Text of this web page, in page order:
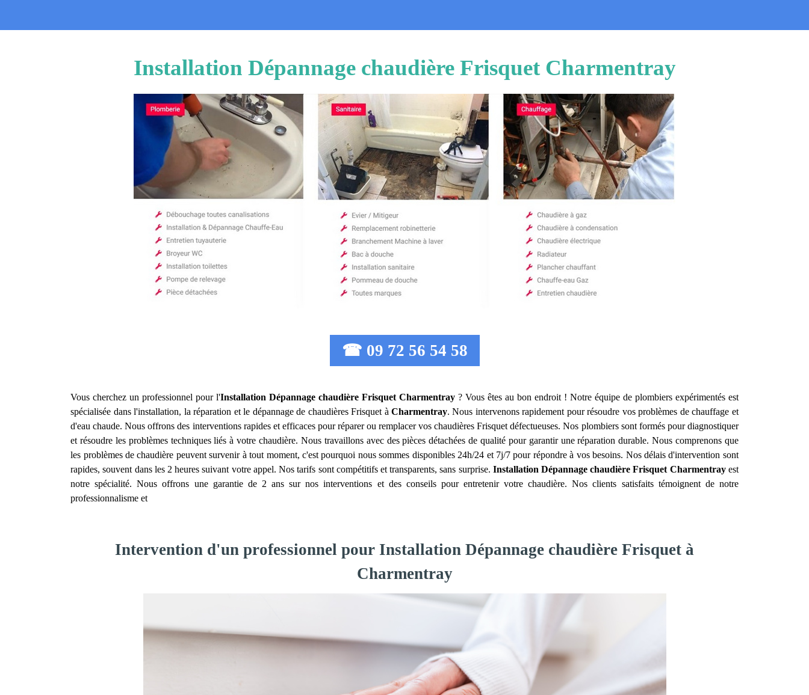
Installation Dépannage chaudière Frisquet Charmentray
☎ 09 72 56 54 58
Vous cherchez un professionnel pour l'Installation Dépannage chaudière Frisquet Charmentray ? Vous êtes au bon endroit ! Notre équipe de plombiers expérimentés est
spécialisée dans l'installation, la réparation et le dépannage de chaudières Frisquet à Charmentray. Nous intervenons rapidement pour résoudre vos problèmes de chauffage et
d'eau chaude. Nous offrons des interventions rapides et efficaces pour réparer ou remplacer vos chaudières Frisquet défectueuses. Nos plombiers sont formés pour diagnostiquer
et résoudre les problèmes techniques liés à votre chaudière. Nous travaillons avec des pièces détachées de qualité pour garantir une réparation durable. Nous comprenons que
les problèmes de chaudière peuvent survenir à tout moment, c'est pourquoi nous sommes disponibles 24h/24 et 7j/7 pour répondre à vos besoins. Nos délais d'intervention sont
rapides, souvent dans les 2 heures suivant votre appel. Nos tarifs sont compétitifs et transparents, sans surprise. Installation Dépannage chaudière Frisquet Charmentrayest
notre spécialité. Nous offrons une garantie de 2 ans sur nos interventions et des conseils pour entretenir votre chaudière. Nos clients satisfaits témoignent de notre
professionnalisme et
Intervention d'un professionnel pour Installation Dépannage chaudière Frisquet à
Charmentray